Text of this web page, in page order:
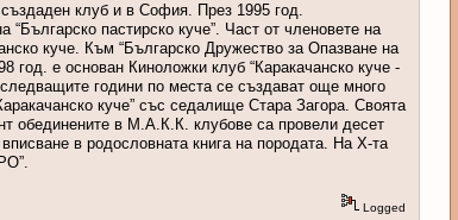
клуб и в София. През 1995 год.
пастирско куче”. Част от членовете на
куче. Към “Българско Дружество за Опазване на
е основан Киноложки клуб “Каракачанско куче -
години по места се създават още много
куче” със седалище Стара Загора. Своята
обединените в М.А.К.К. клубове са провели десет
в родословната книга на породата. На Х-та
Logged